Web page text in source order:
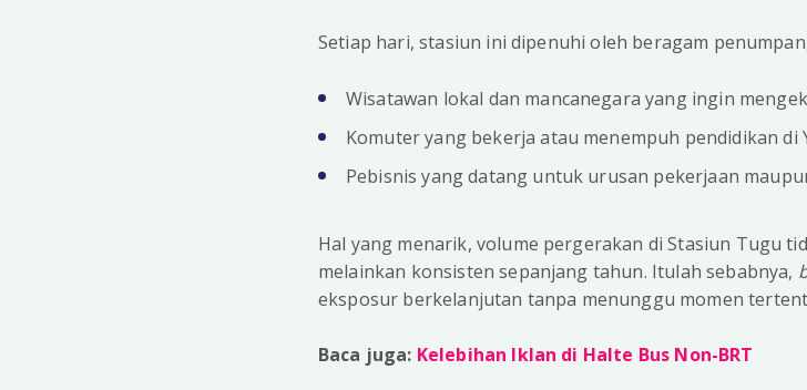
Setiap hari, stasiun ini dipenuhi oleh beragam
Wisatawan lokal dan mancanegara yang ingin
Komuter yang bekerja atau menempuh pendidikan di
Pebisnis yang datang untuk urusan pekerjaan
Hal yang menarik, volume pergerakan di Stasiun Tugu
melainkan konsisten sepanjang tahun. Itulah sebabnya,
eksposur berkelanjutan tanpa menunggu momen
Baca juga: Kelebihan Iklan di Halte Bus Non-BRT